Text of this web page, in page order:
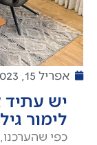
אפריל 15, 2023
יש עתיד
לימור
כפי שהערכנו,